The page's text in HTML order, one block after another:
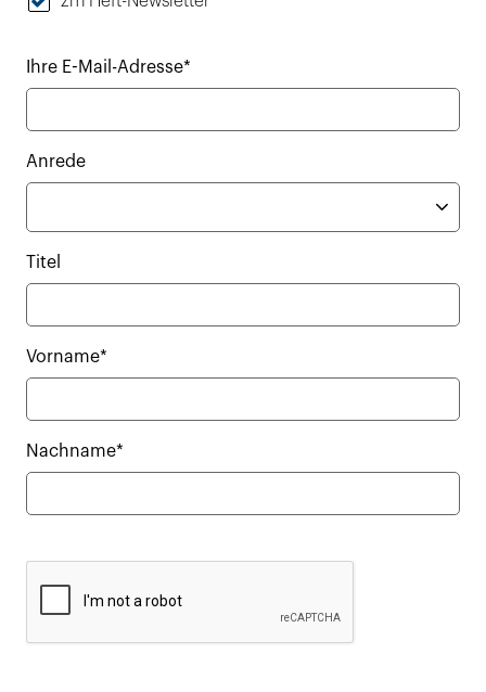
Ihre E-Mail-Adresse*
Anrede
Titel
Vorname*
Nachname*